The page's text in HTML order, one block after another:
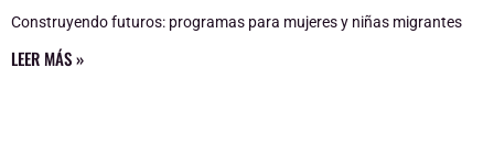
Construyendo futuros: programas para mujeres y niñas migrantes
LEER MÁS »